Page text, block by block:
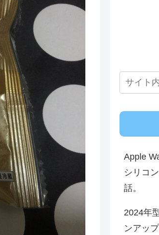
Apple
シリコ
話。
2024年
ンアッ